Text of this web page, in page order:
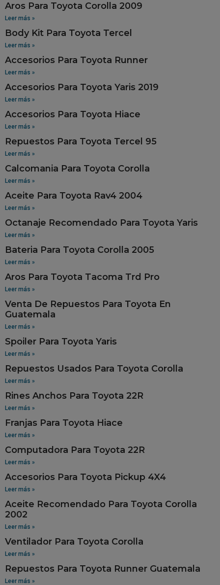
Aros Para Toyota Corolla 2009
Leer más »
Body Kit Para Toyota Tercel
Leer más »
Accesorios Para Toyota Runner
Leer más »
Accesorios Para Toyota Yaris 2019
Leer más »
Accesorios Para Toyota Hiace
Leer más »
Repuestos Para Toyota Tercel 95
Leer más »
Calcomania Para Toyota Corolla
Leer más »
Aceite Para Toyota Rav4 2004
Leer más »
Octanaje Recomendado Para Toyota Yaris
Leer más »
Bateria Para Toyota Corolla 2005
Leer más »
Aros Para Toyota Tacoma Trd Pro
Leer más »
Venta De Repuestos Para Toyota En
Guatemala
Leer más »
Spoiler Para Toyota Yaris
Leer más »
Repuestos Usados Para Toyota Corolla
Leer más »
Rines Anchos Para Toyota 22R
Leer más »
Franjas Para Toyota Hiace
Leer más »
Computadora Para Toyota 22R
Leer más »
Accesorios Para Toyota Pickup 4X4
Leer más »
Aceite Recomendado Para Toyota Corolla
2002
Leer más »
Ventilador Para Toyota Corolla
Leer más »
Repuestos Para Toyota Runner Guatemala
Leer más »